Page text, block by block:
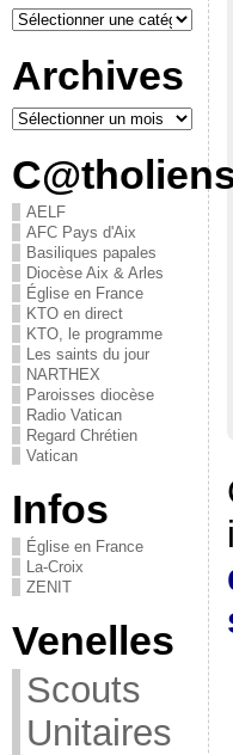
Archives
AELF
AFC Pays d'Aix
Basiliques papales
Diocèse Aix & Arles
Église en France
KTO en direct
KTO, le programme
Les saints du jour
NARTHEX
Paroisses diocèse
Radio Vatican
Regard Chrétien
Vatican
Infos
Église en France
La-Croix
ZENIT
Venelles
Scouts
Unitaires